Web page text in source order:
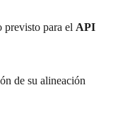
previsto para el API
de su alineación